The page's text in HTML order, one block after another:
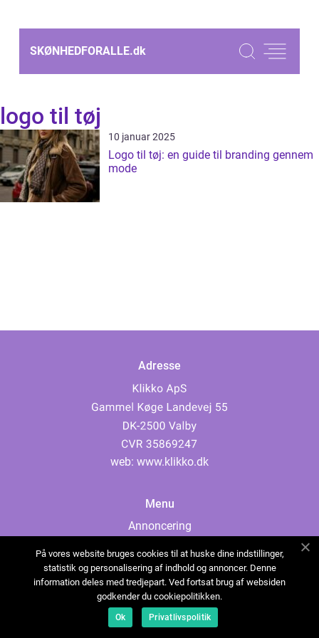
SKØNHEDFORALLE.dk
logo til tøj
10 januar 2025
Logo til tøj: en guide til branding gennem
mode
Adresse
web: www.klikko.dk
Menu
Annoncering
Cookies
Kontakt os
Sitemap
På vores website bruges cookies til at huske dine indstillinger,
statistik og personalisering af indhold og annoncer. Denne
information deles med tredjepart. Ved fortsat brug af websiden
godkender du cookiepolitikken.
Ok Privatlivspolitik